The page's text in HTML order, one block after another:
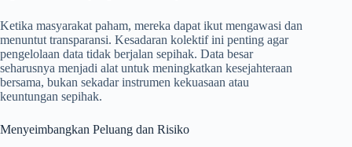
Ketika masyarakat paham, mereka dapat ikut mengawasi dan
menuntut transparansi. Kesadaran kolektif ini penting agar
pengelolaan data tidak berjalan sepihak. Data besar
seharusnya menjadi alat untuk meningkatkan kesejahteraan
bersama, bukan sekadar instrumen kekuasaan atau
keuntungan sepihak.
Menyeimbangkan Peluang dan Risiko